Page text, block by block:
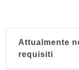
Attualmente
requisiti